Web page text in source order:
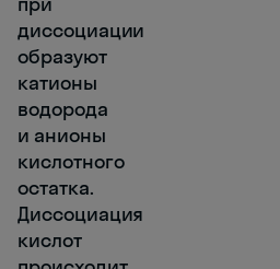
диссоциации
образуют
катионы
водорода
и анионы
кислотного
остатка.
Диссоциация
кислот